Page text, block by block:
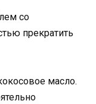
со
прекратить
масло.